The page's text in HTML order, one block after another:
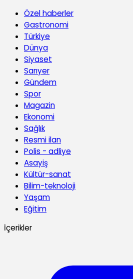
Özel haberler
Gastronomi
Türkiye
Dünya
Siyaset
Sarıyer
Gündem
Spor
Magazin
Ekonomi
Sağlık
Resmi ilan
Polis - adliye
Asayiş
Kültür-sanat
Bilim-teknoloji
Yaşam
Eğitim
İçerikler